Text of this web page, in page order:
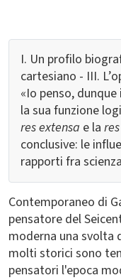
I. Un profilo
cartesiano - III.
«Io penso, dunque
la sua funzione
res extensa e la
conclusive: le
rapporti fra
Contemporaneo di
pensatore del
moderna una svolta
molti storici sono
pensatori l'epoca